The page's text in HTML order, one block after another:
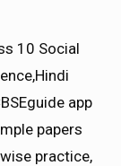
10 Social
app
papers
practice,